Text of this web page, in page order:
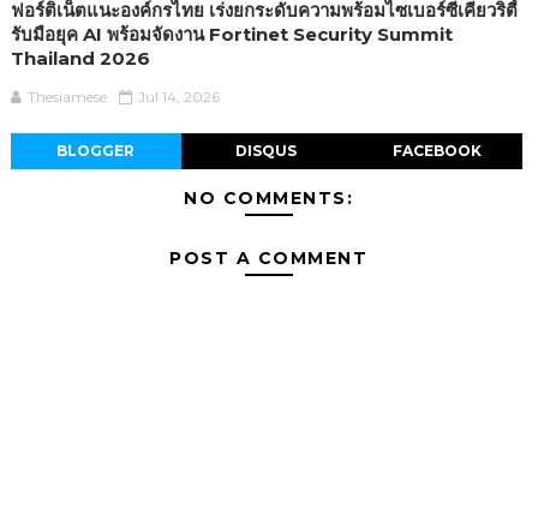
ฟอร์ติเน็ตแนะองค์กรไทย เร่งยกระดับความพร้อมไซเบอร์ซีเคียวริตี้
รับมือยุค AI พร้อมจัดงาน Fortinet Security Summit
Thailand 2026
Thesiamese Jul 14, 2026
BLOGGER DISQUS FACEBOOK
NO COMMENTS:
POST A COMMENT